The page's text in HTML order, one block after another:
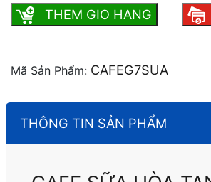
THEM GIO HANG
Mã Sản Phẩm: CAFEG7SUA
THÔNG TIN SẢN PHẨM